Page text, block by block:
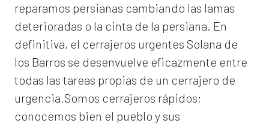
reparamos persianas cambiando las lamas
deterioradas o la cinta de la persiana. En
definitiva, el cerrajeros urgentes Solana de
los Barros se desenvuelve eficazmente entre
todas las tareas propias de un cerrajero de
urgencia.Somos cerrajeros rápidos;
conocemos bien el pueblo y sus